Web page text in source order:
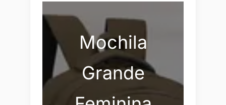
Mochila
Grande